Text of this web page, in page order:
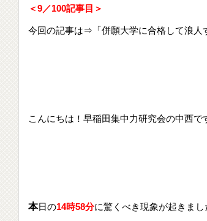
＜9／100記事目＞
今回の記事は⇒「併願大学に合格して浪人
こんにちは！早稲田集中力研究会の中西で
本日の14時58分に驚くべき現象が起きまし